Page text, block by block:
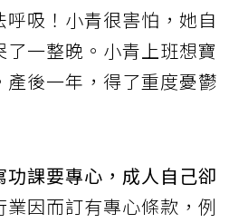
吸！小青很害怕，她自
一整晚。小青上班想寶
產後一年，得了重度憂鬱
課要專心，成人自己卻
業因而訂有專心條款，例